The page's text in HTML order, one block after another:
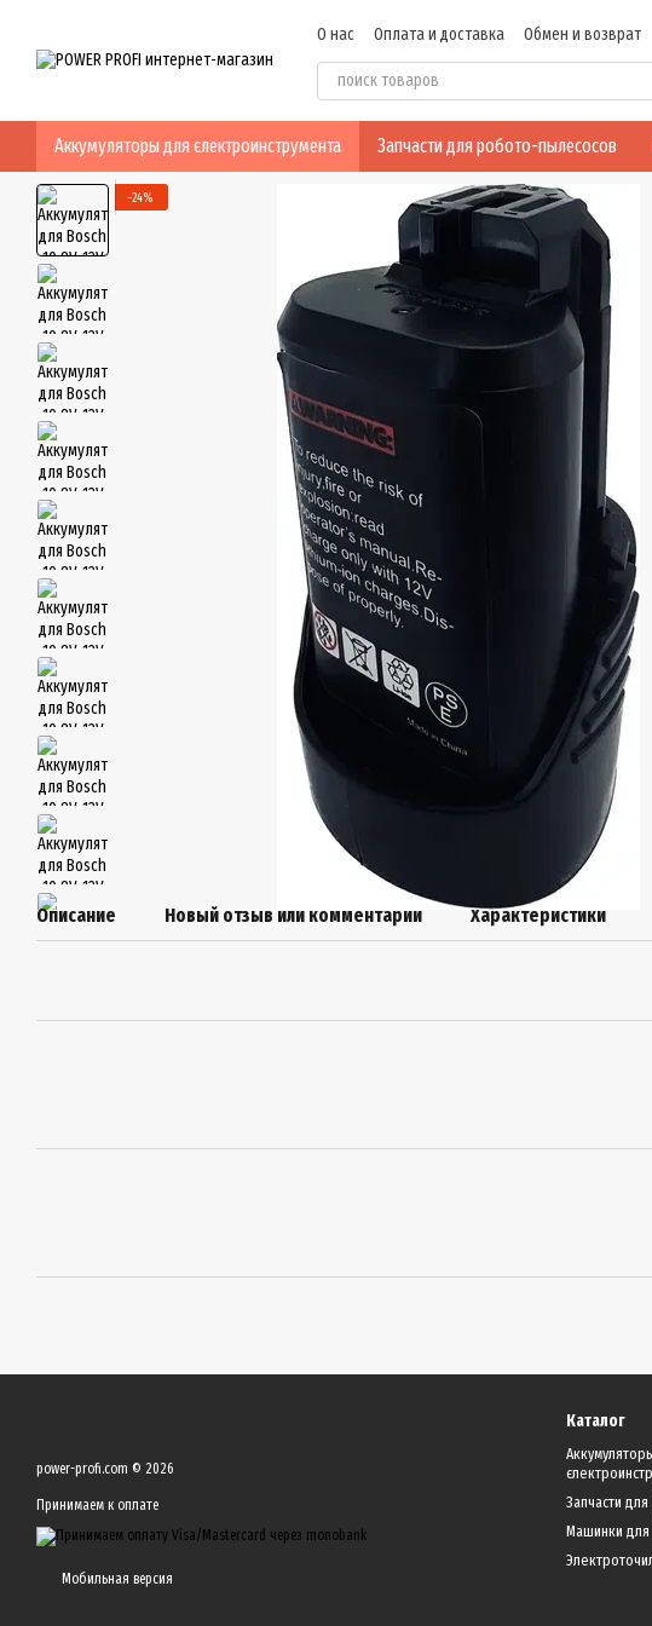
О нас Оплата и доставка Обмен и возврат
Пользовательское соглашение
Отзывы о
Аккумуляторы для єлектроинструмента Запчасти для робото-пылесосов
−24%
Описание Новый отзыв или комментарий Характеристики
power-profi.com © 2026
Принимаем к оплате
Мобильная версия
Каталог
Запчасти
Машинки для